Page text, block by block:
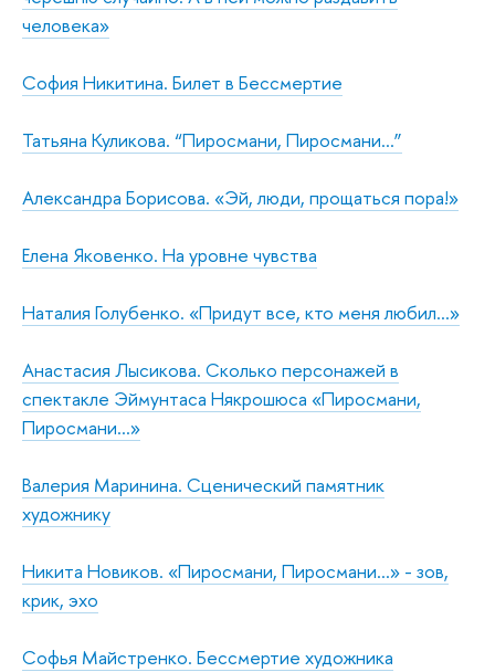
человека»
София Никитина. Билет в Бессмертие
Татьяна Куликова. “Пиросмани, Пиросмани…”
Александра Борисова. «Эй, люди, прощаться пора!»
Елена Яковенко. На уровне чувства
Наталия Голубенко. «Придут все, кто меня любил…»
Анастасия Лысикова. Сколько персонажей в
спектакле Эймунтаса Някрошюса «Пиросмани,
Пиросмани…»
Валерия Маринина. Сценический памятник
художнику
Никита Новиков. «Пиросмани, Пиросмани…» - зов,
крик, эхо
Софья Майстренко. Бессмертие художника